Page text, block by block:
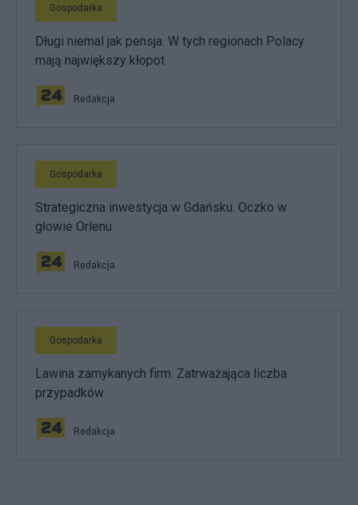
Gospodarka
Długi niemal jak pensja. W tych regionach Polacy
mają największy kłopot
Redakcja
Gospodarka
Strategiczna inwestycja w Gdańsku. Oczko w
głowie Orlenu
Redakcja
Gospodarka
Lawina zamykanych firm. Zatrważająca liczba
przypadków
Redakcja